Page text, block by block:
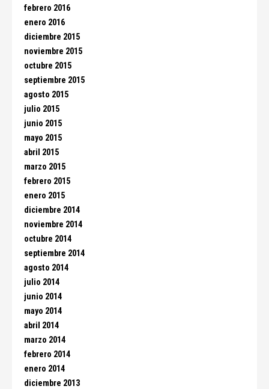
febrero 2016
enero 2016
diciembre 2015
noviembre 2015
octubre 2015
septiembre 2015
agosto 2015
julio 2015
junio 2015
mayo 2015
abril 2015
marzo 2015
febrero 2015
enero 2015
diciembre 2014
noviembre 2014
octubre 2014
septiembre 2014
agosto 2014
julio 2014
junio 2014
mayo 2014
abril 2014
marzo 2014
febrero 2014
enero 2014
diciembre 2013